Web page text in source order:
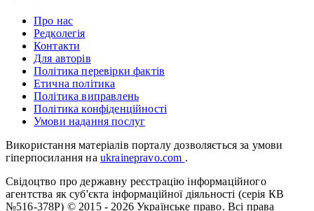
Про нас
Редколегія
Контакти
Для авторів
Політика перевірки фактів
Етична політика
Політика виправлень
Політика конфіденційності
Умови надання послуг
Використання матеріалів порталу дозволяється за умови
гіперпосилання на ukrainepravo.com .
Свідоцтво про державну реєстрацію інформаційного
агентства як суб'єкта інформаційної діяльності (серія КВ
№516-378Р) © 2015 - 2026 Українське право. Всі права